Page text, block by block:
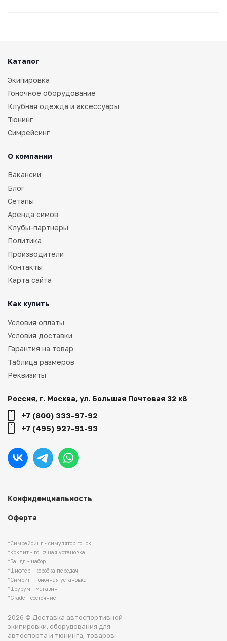
*Симрейсинг - симулятор гонок
*Кокпит - гоночная установка
*Бандл - набор
*Шифтер - коробка передач
*Симриг - гоночная установка
*Шоурум - магазин
*Grade - состояние
2026 © Доставка автоспортивной
экипировки, оборудования для
автоспорта и тюнинга, товаров
Конфиденциальность
Оферта
Каталог
Экипировка
Гоночное оборудование
Клубная одежда и аксессуары
Тюнинг
Симрейсинг
О компании
Вакансии
Блог
Сетапы
Аренда симов
Клубы-партнеры
Политика
Производители
Контакты
Карта сайта
Как купить
Условия оплаты
Условия доставки
Гарантия на товар
Таблица размеров
Реквизиты
Россия, г. Москва, ул. Большая Почтовая 32 к8
+7 (800) 333-97-92
+7 (495) 927-91-93